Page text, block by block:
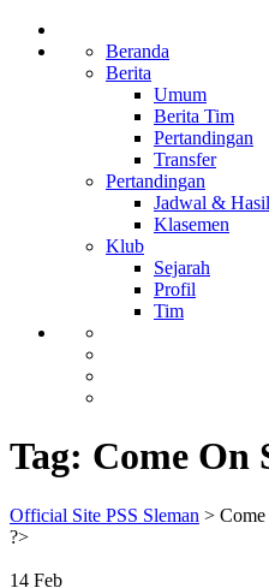
Beranda
Berita
Umum
Berita Tim
Pertandingan
Transfer
Pertandingan
Jadwal & Hasil
Klasemen
Klub
Sejarah
Profil
Tim
Tag: Come On
Official Site PSS Sleman >
?>
14 Feb